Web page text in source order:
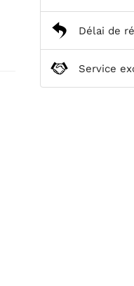
Délai de
Service